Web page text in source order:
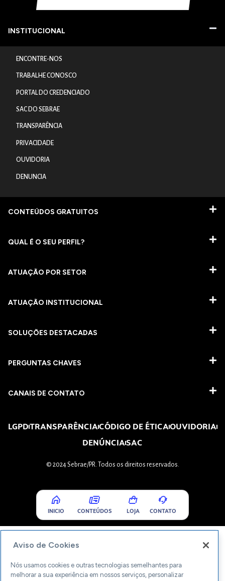
INSTITUCIONAL
ENCONTRE-NOS
TRABALHE CONOSCO
PORTAL DO CREDENCIADO
SAC DO SEBRAE
TRANSPARÊNCIA
PRIVACIDADE
OUVIDORIA
DENUNCIA
CONTEÚDOS GRATUITOS
QUAL É O SEU PERFIL?
ATUAÇÃO POR SETOR
ATUAÇÃO INSTITUCIONAL
SOLUÇÕES DESTACADAS
PERGUNTAS CHAVES​
CANAIS DE CONTATO
LGPDTRANSPARÊNCIACÓDIGO DE ÉTICAOUVIDORIA
DENÚNCIASAC
© 2024 Sebrae/PR. Todos os direitos reservados.
INICIO CONTEÚDOS LOJA CONTATO
Aviso de Cookies
Nós usamos cookies e outras tecnologias semelhantes para
melhorar a sua experiência em nossos serviços, personalizar